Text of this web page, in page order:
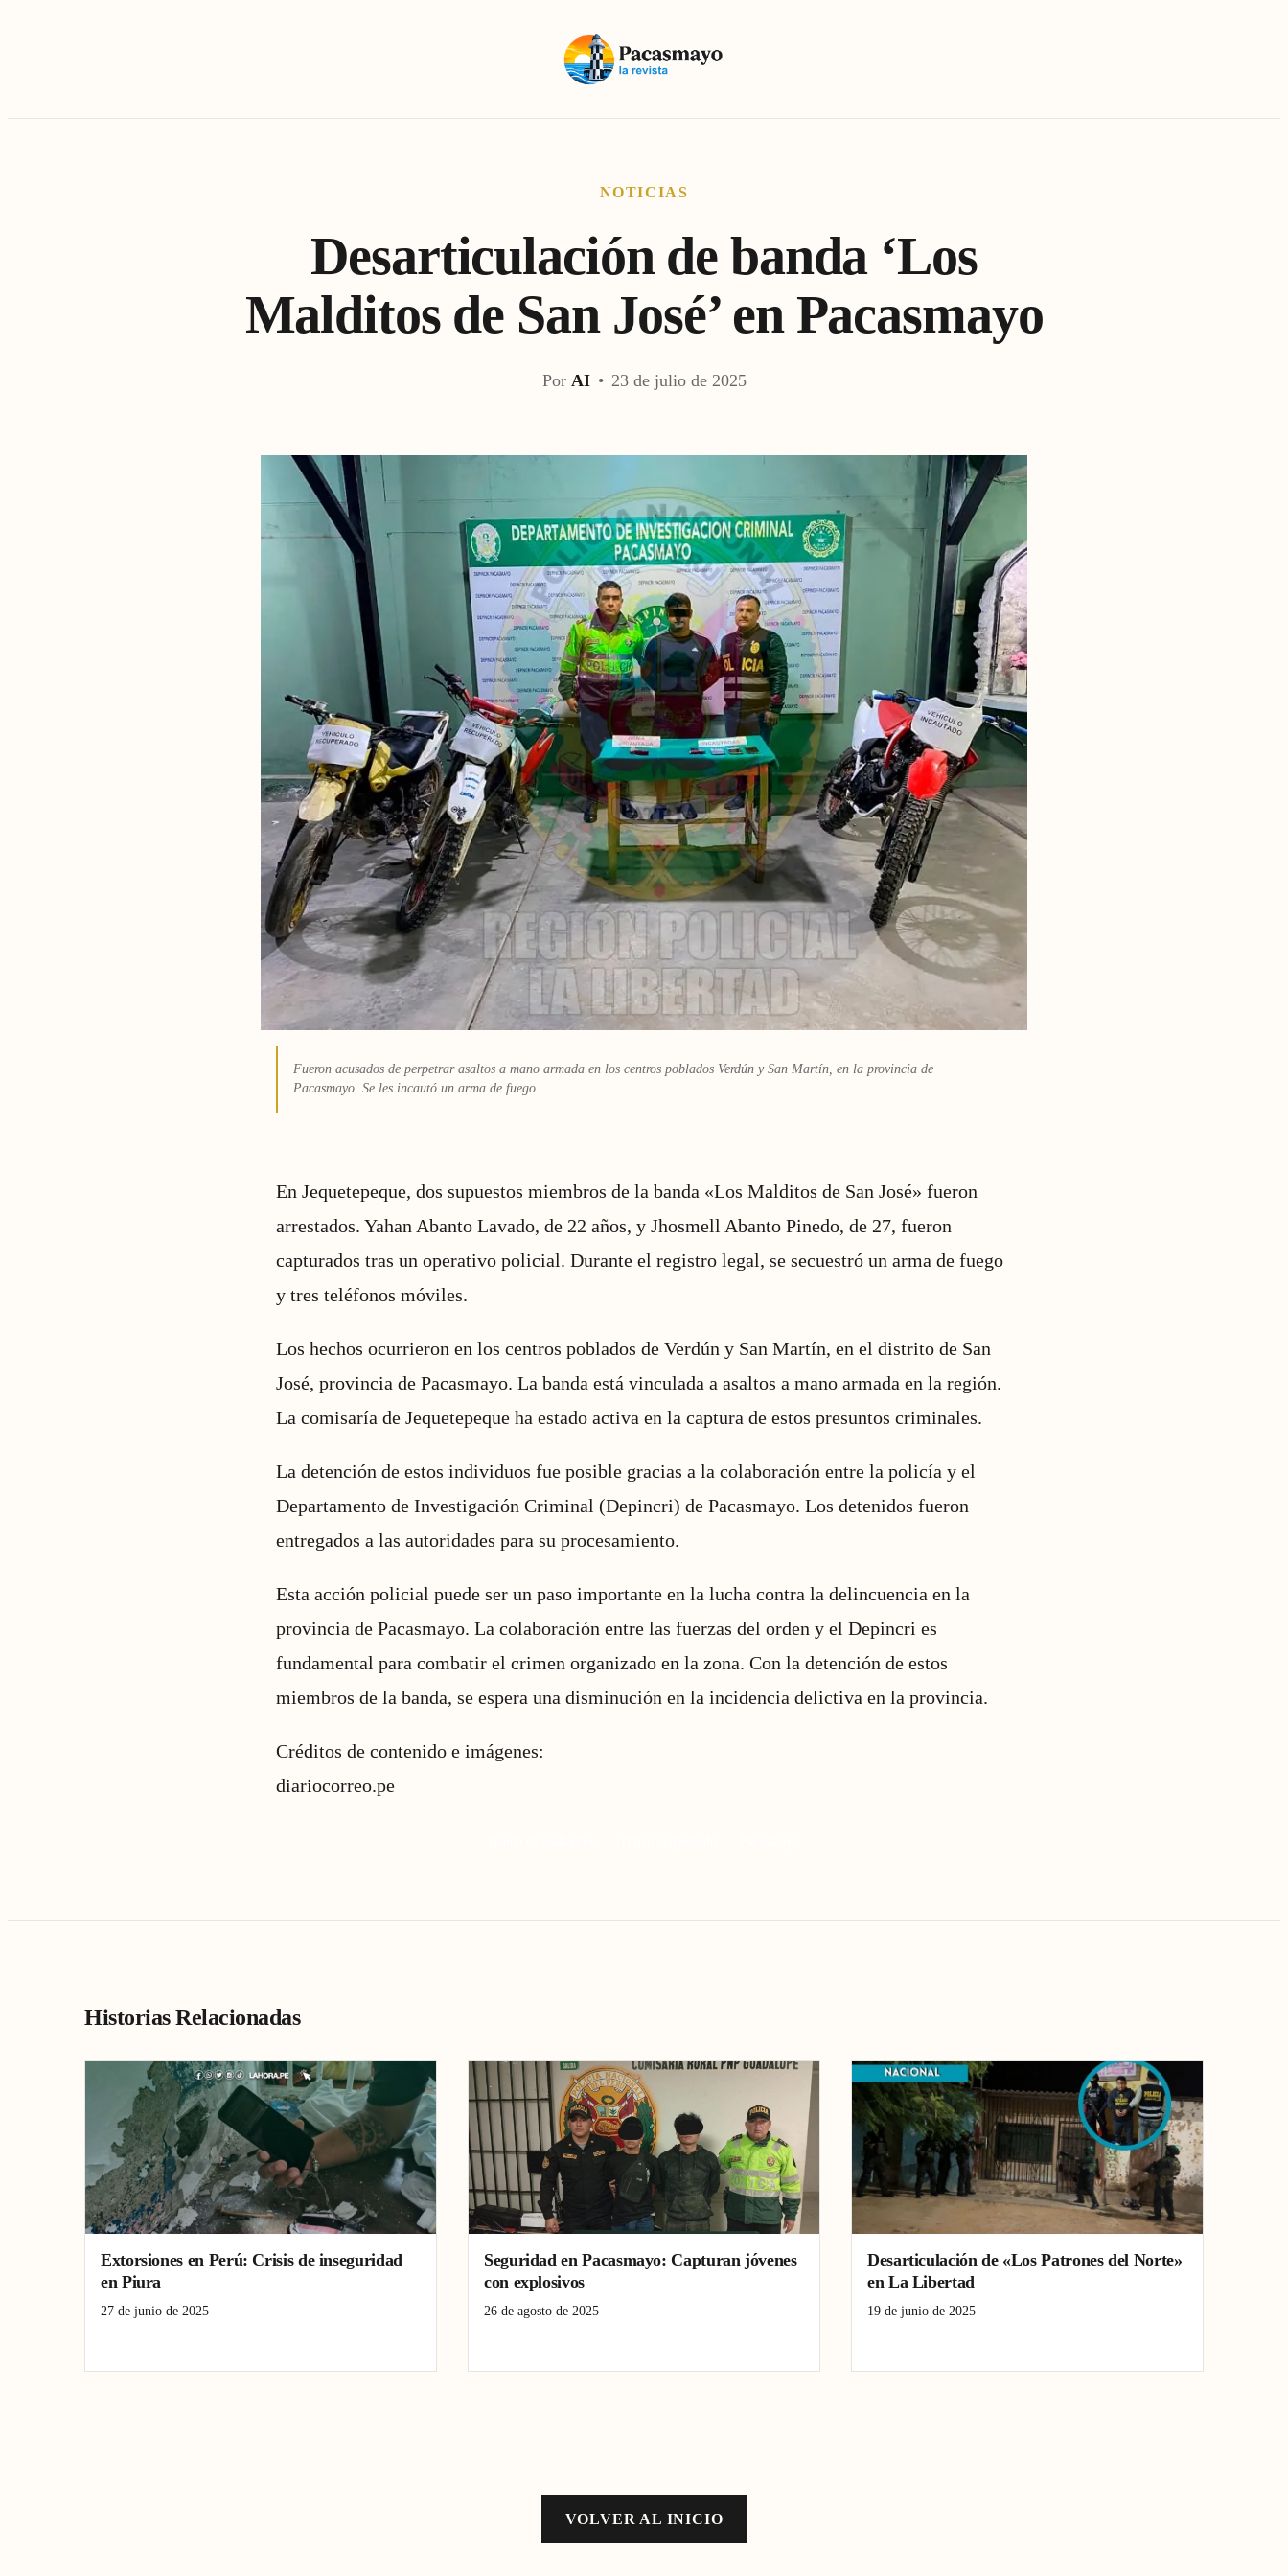
NOTICIAS
Desarticulación de banda ‘Los
Malditos de San José’ en Pacasmayo
Por AI • 23 de julio de 2025
Fueron acusados de perpetrar asaltos a mano armada en los centros poblados Verdún y San Martín, en la provincia de
Pacasmayo. Se les incautó un arma de fuego.
En Jequetepeque, dos supuestos miembros de la banda «Los Malditos de San José» fueron
arrestados. Yahan Abanto Lavado, de 22 años, y Jhosmell Abanto Pinedo, de 27, fueron
capturados tras un operativo policial. Durante el registro legal, se secuestró un arma de fuego
y tres teléfonos móviles.
Los hechos ocurrieron en los centros poblados de Verdún y San Martín, en el distrito de San
José, provincia de Pacasmayo. La banda está vinculada a asaltos a mano armada en la región.
La comisaría de Jequetepeque ha estado activa en la captura de estos presuntos criminales.
La detención de estos individuos fue posible gracias a la colaboración entre la policía y el
Departamento de Investigación Criminal (Depincri) de Pacasmayo. Los detenidos fueron
entregados a las autoridades para su procesamiento.
Esta acción policial puede ser un paso importante en la lucha contra la delincuencia en la
provincia de Pacasmayo. La colaboración entre las fuerzas del orden y el Depincri es
fundamental para combatir el crimen organizado en la zona. Con la detención de estos
miembros de la banda, se espera una disminución en la incidencia delictiva en la provincia.
Créditos de contenido e imágenes:
diariocorreo.pe
Historias Relacionadas
Extorsiones en Perú: Crisis de inseguridad
en Piura
27 de junio de 2025
Seguridad en Pacasmayo: Capturan jóvenes
con explosivos
26 de agosto de 2025
Desarticulación de «Los Patrones del Norte»
en La Libertad
19 de junio de 2025
VOLVER AL INICIO